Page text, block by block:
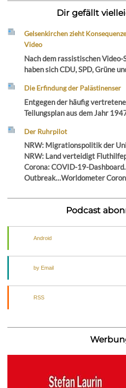
Dir gefällt
Gelsenkirchen zieht
Video
Nach dem rassistischen
haben sich CDU, SPD, Grüne
Die Erfindung der Palästinenser
Entgegen der häufig
Teilungsplan aus dem Jahr
Der Ruhrpilot
NRW: Migrationspolitik der
NRW: Land verteidigt
Corona: COVID-19-
Outbreak…Worldometer
Podcast
Android
by Email
RSS